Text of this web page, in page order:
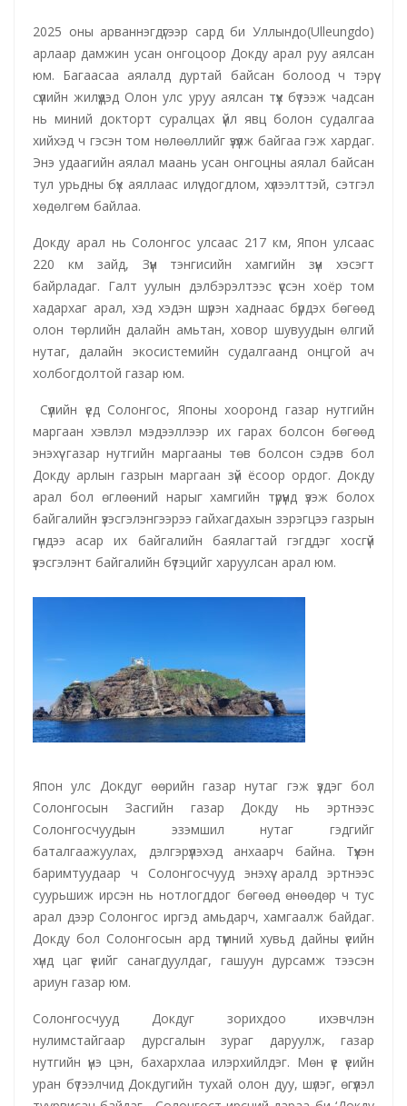
2025 оны арваннэгдүгээр сард би Уллындо(Ulleungdo)
арлаар дамжин усан онгоцоор Докду арал руу аялсан
юм. Багаасаа аялалд дуртай байсан болоод ч тэрүү
сүүлийн жилүүдэд Олон улс уруу аялсан түүх бүтээж чадсан
нь миний докторт суралцах үйл явц болон судалгаа
хийхэд ч гэсэн том нөлөөллийг үзүүлж байгаа гэж хардаг.
Энэ удаагийн аялал маань усан онгоцны аялал байсан
тул урьдны бүх аяллаас илүү догдлом, хүлээлттэй, сэтгэл
хөдөлгөм байлаа.
Докду арал нь Солонгос улсаас 217 км, Япон улсаас
220 км зайд, Зүүн тэнгисийн хамгийн зүүн хэсэгт
байрладаг. Галт уулын дэлбэрэлтээс үүссэн хоёр том
хадархаг арал, хэд хэдэн шүрэн хаднаас бүрдэх бөгөөд
олон төрлийн далайн амьтан, ховор шувуудын өлгий
нутаг, далайн экосистемийн судалгаанд онцгой ач
холбогдолтой газар юм.
Сүүлийн үед Солонгос, Японы хооронд газар нутгийн
маргаан хэвлэл мэдээллээр их гарах болсон бөгөөд
энэхүү газар нутгийн маргааны төв болсон сэдэв бол
Докду арлын газрын маргаан зүй ёсоор ордог. Докду
арал бол өглөөний нарыг хамгийн түрүүнд үзэж болох
байгалийн үзэсгэлэнгээрээ гайхагдахын зэрэгцээ газрын
гүндээ асар их байгалийн баялагтай гэгддэг хосгүй
үзэсгэлэнт байгалийн бүтэцийг харуулсан арал юм.
Япон улс Докдуг өөрийн газар нутаг гэж үздэг бол
Солонгосын Засгийн газар Докду нь эртнээс
Солонгосчуудын эзэмшил нутаг гэдгийг
баталгаажуулах, дэлгэрүүлэхэд анхаарч байна. Түүхэн
баримтуудаар ч Солонгосчууд энэхүү аралд эртнээс
суурьшиж ирсэн нь нотлогддог бөгөөд өнөөдөр ч тус
арал дээр Солонгос иргэд амьдарч, хамгаалж байдаг.
Докду бол Солонгосын ард түмний хувьд дайны үеийн
хүнд цаг үеийг санагдуулдаг, гашуун дурсамж тээсэн
ариун газар юм.
Солонгосчууд Докдуг зорихдоо ихэвчлэн
нулимстайгаар дурсгалын зураг даруулж, газар
нутгийн үнэ цэн, бахархлаа илэрхийлдэг. Мөн үе үеийн
уран бүтээлчид Докдугийн тухай олон дуу, шүлэг, өгүүлэл